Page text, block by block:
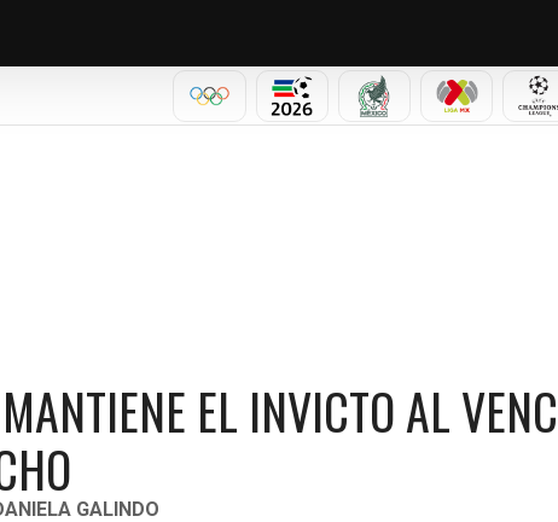
OLÍMPICOSMUNDIAL 2026SELECCIÓN MEXICANA
LIGA MX
EL INVICTO AL
GALINDO